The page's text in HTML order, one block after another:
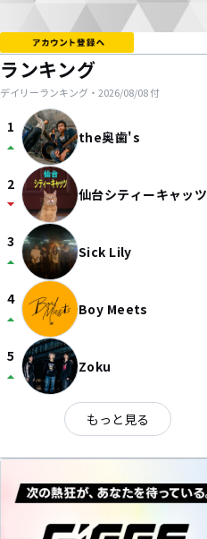
ランキング
デイリーランキング・ 2026/08/08付
1
arrow_drop_up the奥歯's
2
arrow_drop_down 仙台シティーキャッツ
3
arrow_drop_up Sick Lily
4
arrow_drop_up Boy Meets
5
arrow_drop_up Zoku
もっと見る